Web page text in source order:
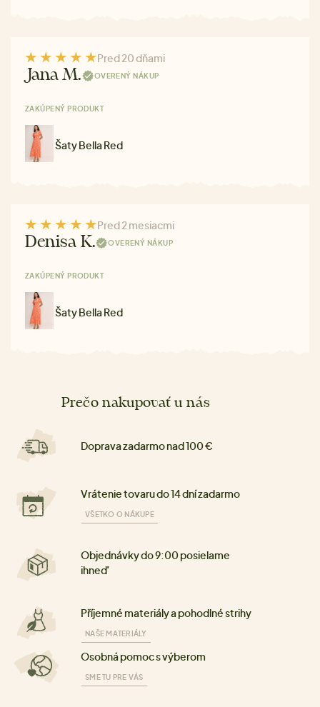
Pred 20 dňami
Jana M. OVERENÝ NÁKUP
ZAKÚPENÝ PRODUKT
Šaty Bella Red
Pred 2 mesiacmi
Denisa K. OVERENÝ NÁKUP
ZAKÚPENÝ PRODUKT
Šaty Bella Red
Prečo nakupovať u nás
Doprava zadarmo nad 100 €
Vrátenie tovaru do 14 dní zadarmo
VŠETKO O NÁKUPE
Objednávky do 9:00 posielame
ihneď
Příjemné materiály a pohodlné strihy
NAŠE MATERIÁLY
Osobná pomoc s výberom
SME TU PRE VÁS